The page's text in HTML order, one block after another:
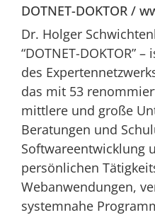
DOTNET-DOKTOR /
Dr. Holger
“DOTNET-DOKTOR”
des
das mit 53
mittlere und große
Beratungen und
Softwareentwicklung
persönlichen
Webanwendungen,
systemnahe